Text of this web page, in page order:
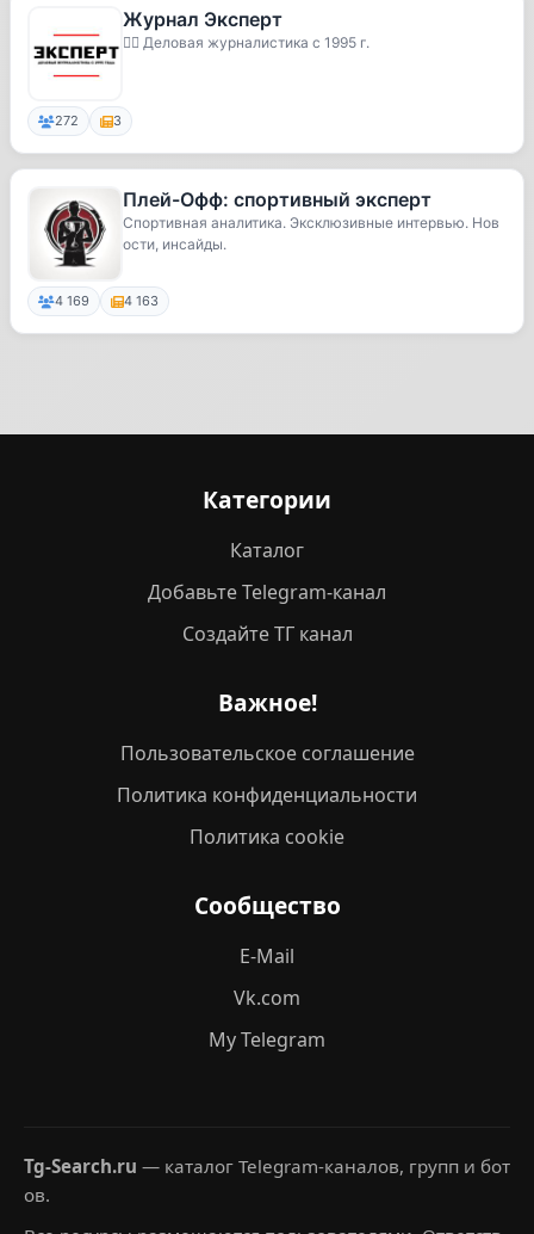
Журнал Эксперт
✍🏼 Деловая журналистика с 1995 г.
272 3
Плей-Офф: спортивный эксперт
Спортивная аналитика. Эксклюзивные интервью. Нов
ости, инсайды.
4 169 4 163
Категории
Каталог
Добавьте Telegram-канал
Создайте ТГ канал
Важное!
Пользовательское соглашение
Политика конфиденциальности
Политика cookie
Сообщество
E-Mail
Vk.com
My Telegram
Tg-Search.ru — каталог Telegram-каналов, групп и бот
ов.